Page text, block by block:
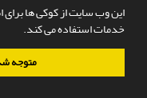
این وب سایت از کوکی ها برای
خدمات استفاده می کند.
متوجه
سامانه مدیریت نشریات